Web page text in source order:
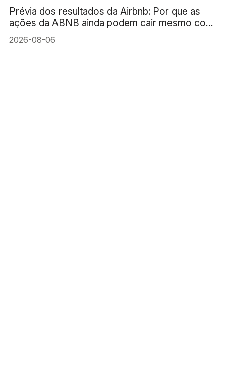
Prévia dos resultados da Airbnb: Por que as
ações da ABNB ainda podem cair mesmo com
um crescimento de receita de 16%?
2026-08-06